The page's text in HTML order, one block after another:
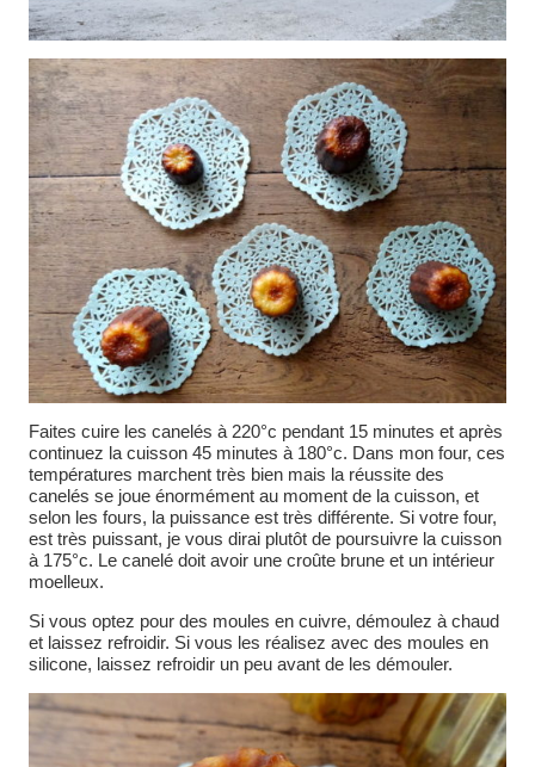
Faites cuire les canelés à 220°c pendant 15 minutes et après
continuez la cuisson 45 minutes à 180°c. Dans mon four, ces
températures marchent très bien mais la réussite des
canelés se joue énormément au moment de la cuisson, et
selon les fours, la puissance est très différente. Si votre four,
est très puissant, je vous dirai plutôt de poursuivre la cuisson
à 175°c. Le canelé doit avoir une croûte brune et un intérieur
moelleux.
Si vous optez pour des moules en cuivre, démoulez à chaud
et laissez refroidir. Si vous les réalisez avec des moules en
silicone, laissez refroidir un peu avant de les démouler.